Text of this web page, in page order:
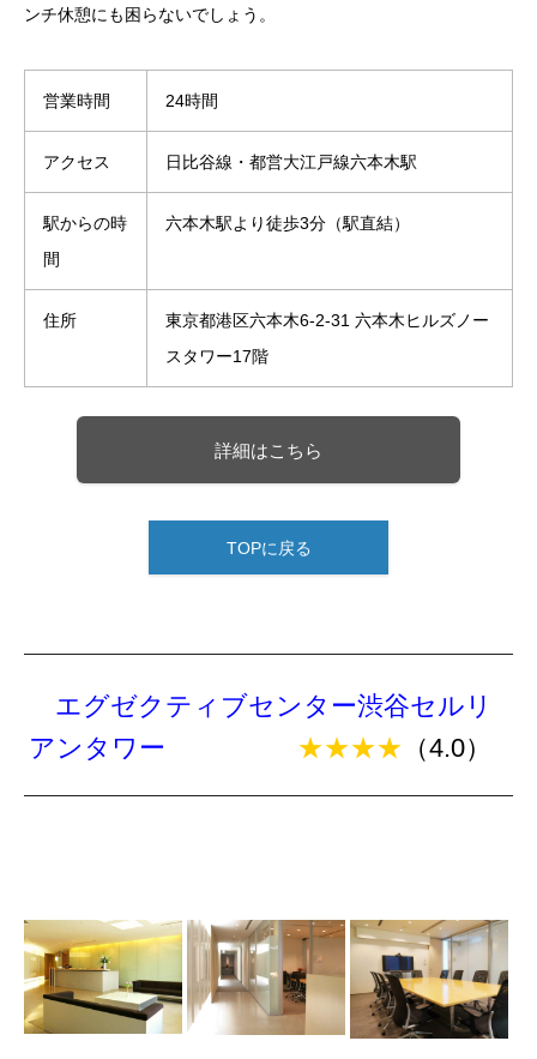
ンチ休憩にも困らないでしょう。
営業時間 24時間
アクセス 日比谷線・都営大江戸線六本木駅
駅からの時
間
六本木駅より徒歩3分（駅直結）
住所
東京都港区六本木6-2-31 六本木ヒルズノー
スタワー17階
詳細はこちら
TOPに戻る
エグゼクティブセンター渋谷セルリ
アンタワー
★★★★ （4.0）